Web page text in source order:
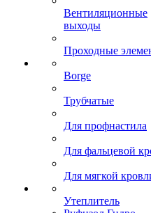
Вентиляционные
выходы
Проходные
Borge
Трубчатые
Для профнастила
Для фальцевой
Для мягкой
Утеплитель